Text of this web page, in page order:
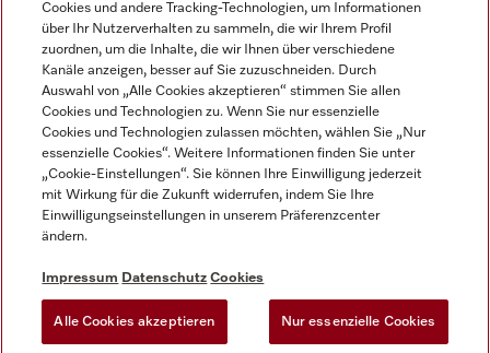
Impressum
AGB
Datenschutz
Nutzungsbedingungen
Gesetzen über digitale Dienste
Cookie-Einstellungen
Cookies und andere Tracking-Technologien, um Informationen
über Ihr Nutzerverhalten zu sammeln, die wir Ihrem Profil
zuordnen, um die Inhalte, die wir Ihnen über verschiedene
Kanäle anzeigen, besser auf Sie zuzuschneiden. Durch
Auswahl von „Alle Cookies akzeptieren“ stimmen Sie allen
Cookies und Technologien zu. Wenn Sie nur essenzielle
Cookies und Technologien zulassen möchten, wählen Sie „Nur
essenzielle Cookies“. Weitere Informationen finden Sie unter
„Cookie-Einstellungen“. Sie können Ihre Einwilligung jederzeit
mit Wirkung für die Zukunft widerrufen, indem Sie Ihre
Einwilligungseinstellungen in unserem Präferenzcenter
ändern.
Impressum Datenschutz Cookies
Alle Cookies akzeptieren Nur essenzielle Cookies